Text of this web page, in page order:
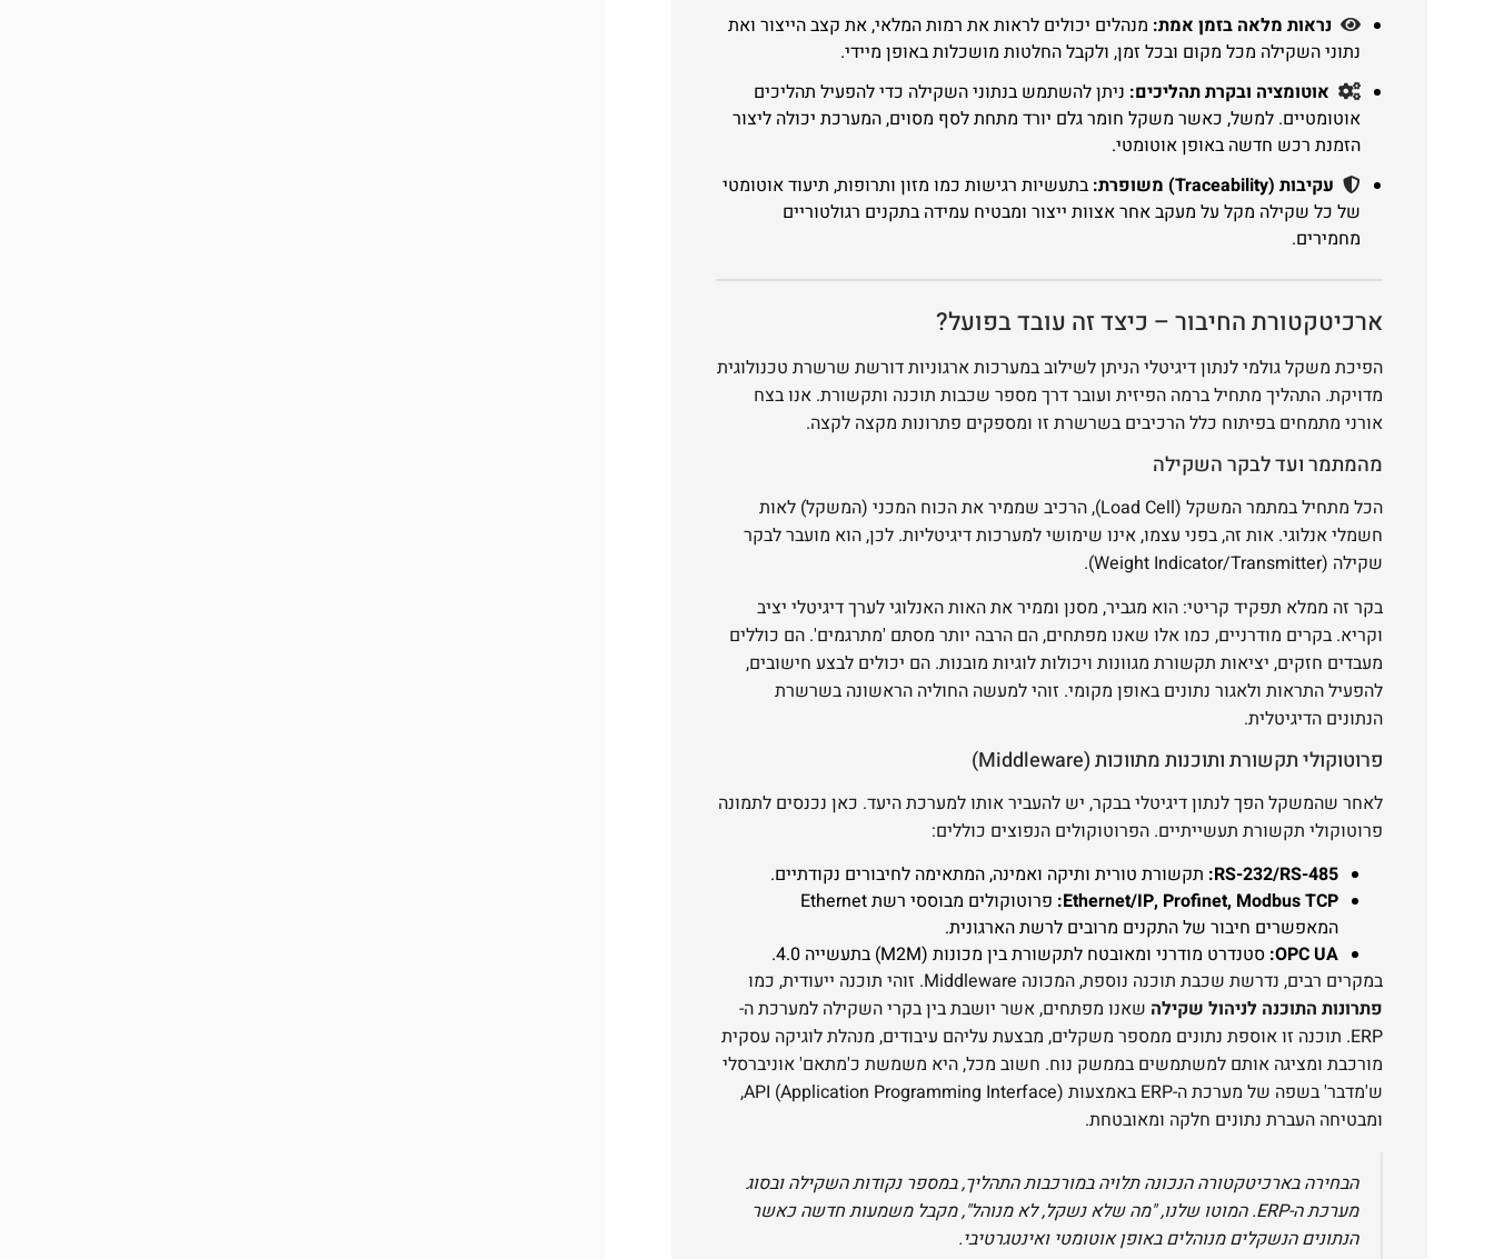
נראות מלאה בזמן אמת: מנהלים יכולים לראות את רמות המלאי, את קצב הייצור ואת
נתוני השקילה מכל מקום ובכל זמן, ולקבל החלטות מושכלות באופן מיידי.
אוטומציה ובקרת תהליכים: ניתן להשתמש בנתוני השקילה כדי להפעיל תהליכים
אוטומטיים. למשל, כאשר משקל חומר גלם יורד מתחת לסף מסוים, המערכת יכולה ליצור
הזמנת רכש חדשה באופן אוטומטי.
עקיבות (Traceability) משופרת:
בתעשיות רגישות כמו מזון ותרופות, תיעוד אוטומטי
של כל שקילה מקל על מעקב אחר אצוות ייצור ומבטיח עמידה בתקנים רגולטוריים
מחמירים.
ארכיטקטורת החיבור – כיצד זה עובד בפועל?
הפיכת משקל גולמי לנתון דיגיטלי הניתן לשילוב במערכות ארגוניות דורשת שרשרת טכנולוגית
מדויקת. התהליך מתחיל ברמה הפיזית ועובר דרך מספר שכבות תוכנה ותקשורת. אנו בצח
אורני מתמחים בפיתוח כלל הרכיבים בשרשרת זו ומספקים פתרונות מקצה לקצה.
מהמתמר ועד לבקר השקילה
הכל מתחיל במתמר המשקל (Load Cell), הרכיב שממיר את הכוח המכני (המשקל) לאות
חשמלי אנלוגי. אות זה, בפני עצמו, אינו שימושי למערכות דיגיטליות. לכן, הוא מועבר לבקר
שקילה (Weight Indicator/Transmitter).
בקר זה ממלא תפקיד קריטי: הוא מגביר, מסנן וממיר את האות האנלוגי לערך דיגיטלי יציב
וקריא. בקרים מודרניים, כמו אלו שאנו מפתחים, הם הרבה יותר מסתם 'מתרגמים'. הם כוללים
מעבדים חזקים, יציאות תקשורת מגוונות ויכולות לוגיות מובנות. הם יכולים לבצע חישובים,
להפעיל התראות ולאגור נתונים באופן מקומי. זוהי למעשה החוליה הראשונה בשרשרת
הנתונים הדיגיטלית.
פרוטוקולי תקשורת ותוכנות מתווכות (Middleware)
לאחר שהמשקל הפך לנתון דיגיטלי בבקר, יש להעביר אותו למערכת היעד. כאן נכנסים לתמונה
פרוטוקולי תקשורת תעשייתיים. הפרוטוקולים הנפוצים כוללים:
RS-232/RS-485: תקשורת טורית ותיקה ואמינה, המתאימה לחיבורים נקודתיים.
Ethernet/IP, Profinet, Modbus TCP:
פרוטוקולים מבוססי רשת Ethernet
המאפשרים חיבור של התקנים מרובים לרשת הארגונית.
OPC UA: סטנדרט מודרני ומאובטח לתקשורת בין מכונות (M2M) בתעשייה 4.0.
במקרים רבים, נדרשת שכבת תוכנה נוספת, המכונה Middleware. זוהי תוכנה ייעודית, כמו
פתרונות התוכנה לניהול שקילה שאנו מפתחים, אשר יושבת בין בקרי השקילה למערכת ה-
ERP. תוכנה זו אוספת נתונים ממספר משקלים, מבצעת עליהם עיבודים, מנהלת לוגיקה עסקית
מורכבת ומציגה אותם למשתמשים בממשק נוח. חשוב מכל, היא משמשת כ'מתאם' אוניברסלי
ש'מדבר' בשפה של מערכת ה-ERP באמצעות API (Application Programming Interface),
ומבטיחה העברת נתונים חלקה ומאובטחת.
הבחירה בארכיטקטורה הנכונה תלויה במורכבות התהליך, במספר נקודות השקילה ובסוג
מערכת ה-ERP. המוטו שלנו, "מה שלא נשקל, לא מנוהל", מקבל משמעות חדשה כאשר
הנתונים הנשקלים מנוהלים באופן אוטומטי ואינטגרטיבי.